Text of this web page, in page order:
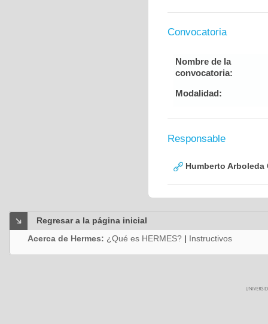
Convocatoria
Nombre de la
convocatoria:
Modalidad:
Responsable
Humberto Arboleda
Regresar a la página inicial
Acerca de Hermes: ¿Qué es HERMES? | Instructivos